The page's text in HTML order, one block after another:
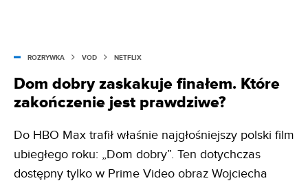
ROZRYWKA VOD NETFLIX
Dom dobry zaskakuje finałem. Które
zakończenie jest prawdziwe?
Do HBO Max trafił właśnie najgłośniejszy polski film
ubiegłego roku: „Dom dobry”. Ten dotychczas
dostępny tylko w Prime Video obraz Wojciecha